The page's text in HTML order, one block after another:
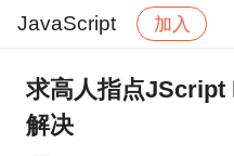
JavaScript 加入
社区 JavaScript
求高人指点JScript
解决